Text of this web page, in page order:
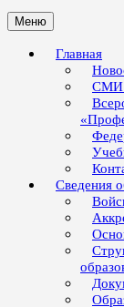
Меню
Главная
СМИ
Сведения